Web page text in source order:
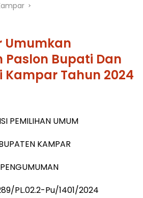
Umumkan
Bupati Dan
Tahun 2024
PEMILIHAN UMUM
KAMPAR
PENGUMUMAN
PL.02.2-Pu/1401/2024